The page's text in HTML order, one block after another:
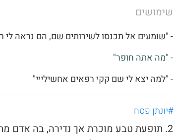
שימושים
- "שומעים אל תכנסו לשירותים שם, הם נראה לי
- "מה אתה חופר"
- "למה יצא לי שם קקי רפאים אחשילייי"
#יונתן פסח
2. תופעת טבע מוכרת אך נדירה, בה אדם